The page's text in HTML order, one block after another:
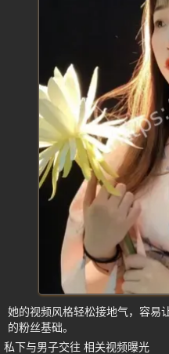
她的视频风格轻松接地气，容易
的粉丝基础。
私下与男子交往 相关视频曝光